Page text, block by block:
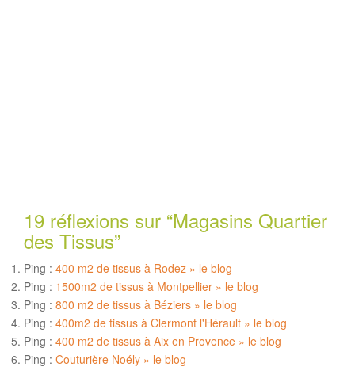
19 réflexions sur “Magasins Quartier
des Tissus”
Ping : 400 m2 de tissus à Rodez » le blog
Ping : 1500m2 de tissus à Montpellier » le blog
Ping : 800 m2 de tissus à Béziers » le blog
Ping : 400m2 de tissus à Clermont l'Hérault » le blog
Ping : 400 m2 de tissus à Aix en Provence » le blog
Ping : Couturière Noély » le blog